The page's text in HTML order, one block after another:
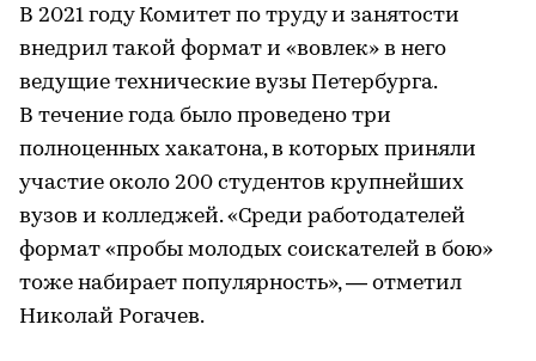
В 2021 году Комитет по труду и занятости
внедрил такой формат и «вовлек» в него
ведущие технические вузы Петербурга.
В течение года было проведено три
полноценных хакатона, в которых приняли
участие около 200 студентов крупнейших
вузов и колледжей. «Среди работодателей
формат «пробы молодых соискателей в бою»
тоже набирает популярность», — отметил
Николай Рогачев.